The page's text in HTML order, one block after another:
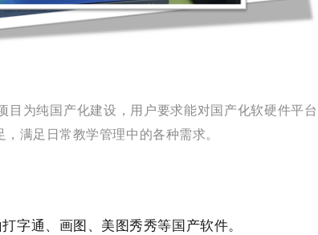
为纯国产化建设，用户要求能对国产化软硬件平台
满足日常教学管理中的各种需求。
字通、画图、美图秀秀等国产软件。